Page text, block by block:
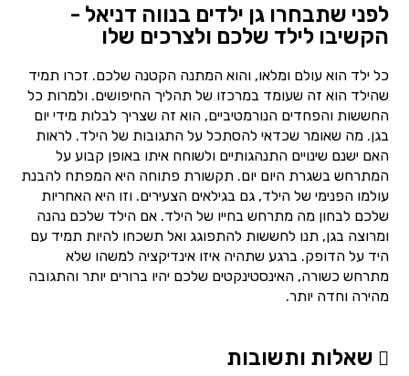
לפני שתבחרו גן ילדים בנווה דניאל -
הקשיבו לילד שלכם ולצרכים שלו
כל ילד הוא עולם ומלאו, והוא המתנה הקטנה שלכם. זכרו תמיד
שהילד הוא זה שעומד במרכזו של תהליך החיפושים. ולמרות כל
החששות והפחדים הנורמטיביים, הוא זה שצריך לבלות מידי יום
בגן. מה שאומר שכדאי להסתכל על התגובות של הילד. לראות
האם ישנם שינויים התנהגותיים ולשוחח איתו באופן קבוע על
המתרחש בשגרת היום יום. תקשורת פתוחה היא המפתח להבנת
עולמו הפנימי של הילד, גם בגילאים הצעירים. וזו היא האחריות
שלכם לבחון מה מתרחש בחייו של הילד. אם הילד שלכם נהנה
ומרוצה בגן, תנו לחששות להתפוגג ואל תשכחו להיות תמיד עם
היד על הדופק. ברגע שתהיה איזו אינדיקציה למשהו שלא
מתרחש כשורה, האינסטינקטים שלכם יהיו ברורים יותר והתגובה
מהירה וחדה יותר.
שאלות ותשובות